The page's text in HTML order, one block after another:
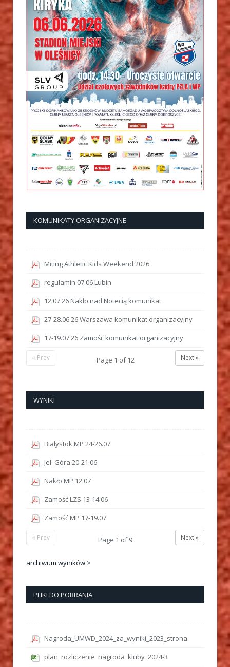
KOMUNIKATY ORGANIZACYJNE
Miting Athletic Kids Weekend 2026
regulamin 07.06 Lubin
12.07.26 Nakło nad Notecią komunikat
27-28.06.26 Warszawa komunikat organizacyjny
17-19.07.26 Zamość komunikat organizacyjny
Next »
Page 1 of12
« Prev
WYNIKI
Białystok MP 24-26.07
Jel. Góra 20-21.06
Nakło MP 12.07
Zamość LZS 13-14.06
Zamość MP 17-19.07
Next »
Page 1 of9
« Prev
archiwum wyników >
PLIKI DO POBRANIA
Nagroda_UMWD_2024_za_wyniki_2023_strona
plan_rozliczenie_nagroda_kluby_2024-3